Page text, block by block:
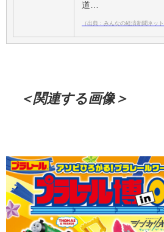
道…
（出典：みんなの経済新聞ネット
＜関連する画像＞